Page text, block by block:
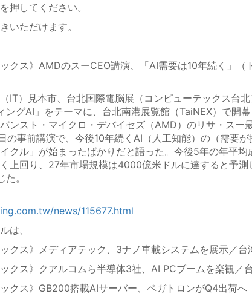
押してください。
いただけます。
クス》AMDのスーCEO講演、「AI需要は10年続く」（
IT）見本市、台北国際電脳展（コンピューテックス台
ングAI」をテーマに、台北南港展覧館（TaiNEX）で開幕
ンスト・マイクロ・デバイセズ（AMD）のリサ・スー
の事前講演で、今後10年続くAI（人工知能）の（需要が
クル」が始まったばかりだと語った。今後5年の年平均
上回り、27年市場規模は4000億米ドルに達すると予測
。
news/115677.html
は、
ックス》メディアテック、3ナノ車載システムを展示／台
ックス》クアルコムら半導体3社、AI PCブームを楽観／
ックス》GB200搭載AIサーバー、ペガトロンがQ4出荷へ